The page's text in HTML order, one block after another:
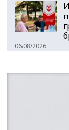
06/08/2026